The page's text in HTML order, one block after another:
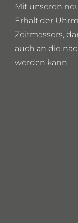
Mit unseren
Erhalt der
Zeitmessers,
auch an die
werden kann.